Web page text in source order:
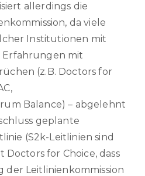
allerdings die
da viele
Institutionen mit
mit
(z.B. Doctors for
Balance) – abgelehnt
geplante
(S2k-Leitlinien sind
Doctors for Choice, dass
der Leitlinienkommission